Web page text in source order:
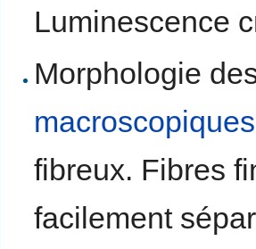
Luminescence
Morphologie
macroscopiques
fibreux. Fibres
facilement